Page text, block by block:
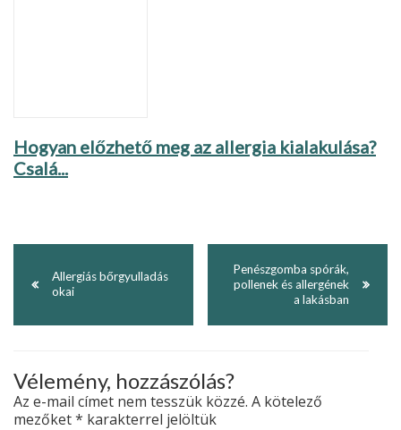
Hogyan előzhető meg az allergia kialakulása?
Csalá...
Allergiás bőrgyulladás
okai
Penészgomba spórák,
pollenek és allergének
a lakásban
Vélemény, hozzászólás?
Az e-mail címet nem tesszük közzé. A kötelező
mezőket* karakterrel jelöltük